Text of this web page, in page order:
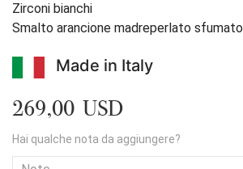
Zirconi bianchi
Smalto arancione madreperlato sfumato
Made in Italy
269,00 USD
Hai qualche nota da aggiungere?